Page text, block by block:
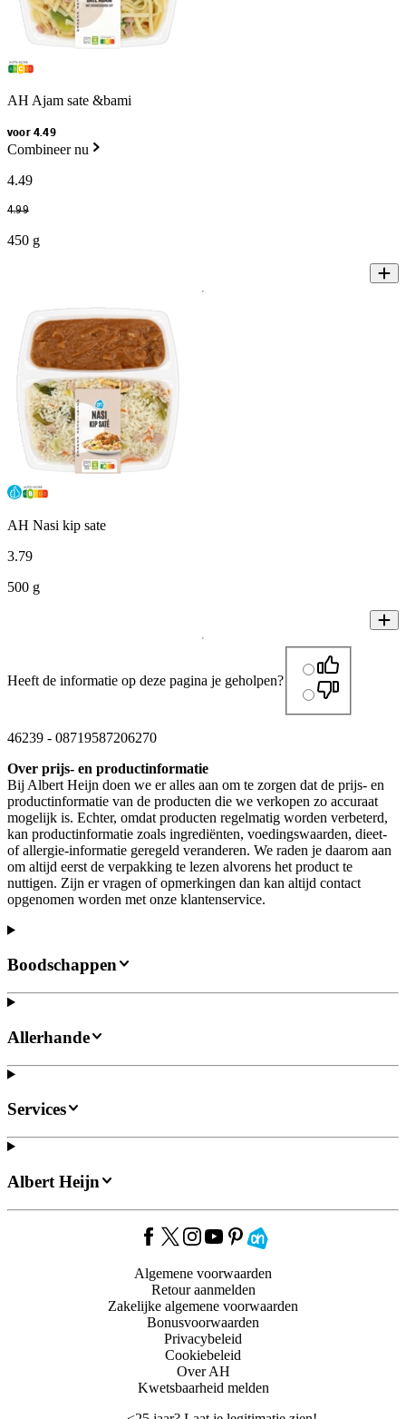
AH Ajam sate &bami
voor 4.49
Combineer nu
4.49
4.99
450 g
AH Nasi kip sate
3.79
500 g
Heeft de informatie op deze pagina je geholpen?
46239 - 08719587206270
Over prijs- en productinformatie
Bij Albert Heijn doen we er alles aan om te zorgen dat de prijs- en
productinformatie van de producten die we verkopen zo accuraat
mogelijk is. Echter, omdat producten regelmatig worden verbeterd,
kan productinformatie zoals ingrediënten, voedingswaarden, dieet-
of allergie-informatie geregeld veranderen. We raden je daarom aan
om altijd eerst de verpakking te lezen alvorens het product te
nuttigen. Zijn er vragen of opmerkingen dan kan altijd contact
opgenomen worden met onze klantenservice.
Boodschappen
Allerhande
Services
Albert Heijn
Algemene voorwaarden
Retour aanmelden
Zakelijke algemene voorwaarden
Bonusvoorwaarden
Privacybeleid
Cookiebeleid
Over AH
Kwetsbaarheid melden